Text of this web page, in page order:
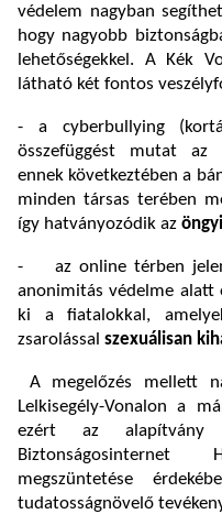
védelem nagyban
hogy nagyobb
lehetőségekkel. A Kék
látható két fontos
- a cyberbullying
összefüggést mutat az
ennek következtében a
minden társas terében
így hatványozódik az
- az online térben jelen
anonimitás védelme alatt
ki a fiatalokkal,
zsarolással szexuálisan
A megelőzés mellett
Lelkisegély-Vonalon a
ezért az alapítvány
megszüntetése
tudatosságnövelő